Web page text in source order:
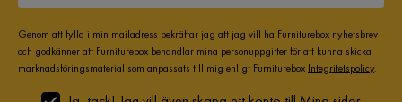
Genom att fylla i min mailadress bekräftar jag att jag vill ha Furniturebox nyhetsbrev
och godkänner att Furniturebox behandlar mina personuppgifter för att kunna skicka
marknadsföringsmaterial som anpassats till mig enligt Furniturebox Integritetspolicy.